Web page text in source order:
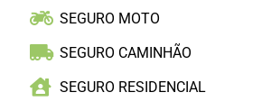
SEGURO MOTO
SEGURO CAMINHÃO
SEGURO RESIDENCIAL